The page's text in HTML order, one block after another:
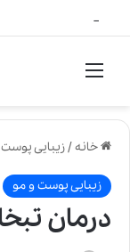
منو
خانه/زیبایی
زیبایی پوست و مو
درمان